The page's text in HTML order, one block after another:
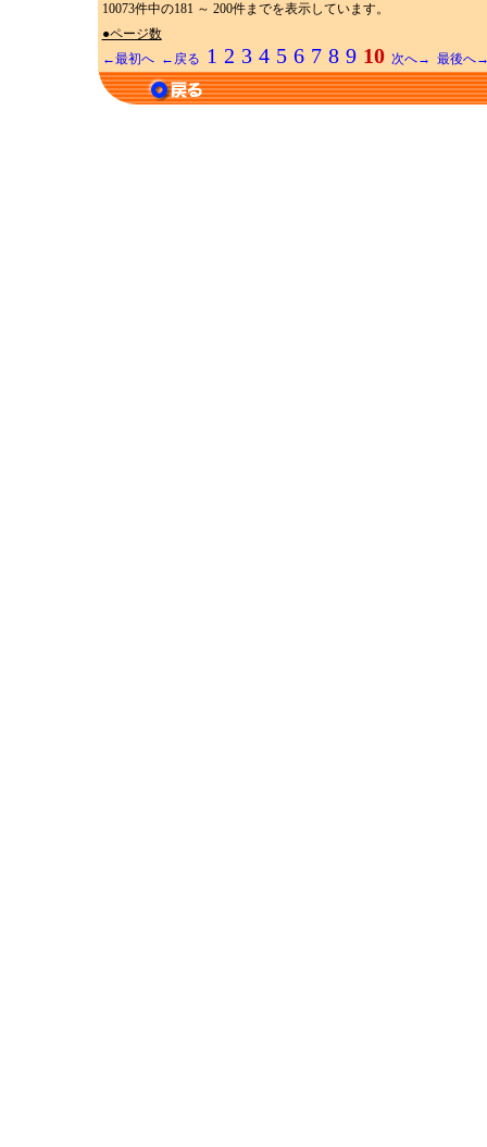
10073件中の181 ～ 200件までを表示しています。
●ページ数
←最初へ
←戻る 1 2 3 4 5 6 7 8 9 10 次へ→ 最後へ